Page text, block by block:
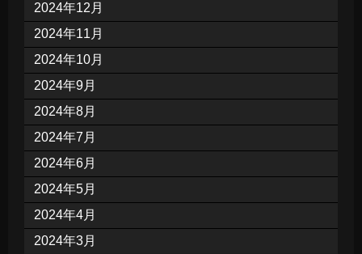
2024年12月
2024年11月
2024年10月
2024年9月
2024年8月
2024年7月
2024年6月
2024年5月
2024年4月
2024年3月